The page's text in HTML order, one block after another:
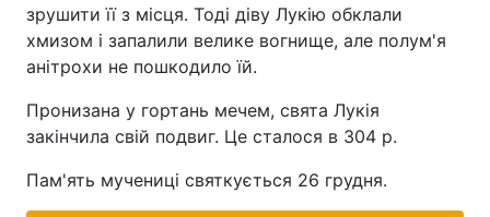
зрушити її з місця. Тоді діву Лукію обклали
хмизом і запалили велике вогнище, але полум'я
анітрохи не пошкодило їй.
Пронизана у гортань мечем, свята Лукія
закінчила свій подвиг. Це сталося в 304 р.
Пам'ять мучениці святкується 26 грудня.